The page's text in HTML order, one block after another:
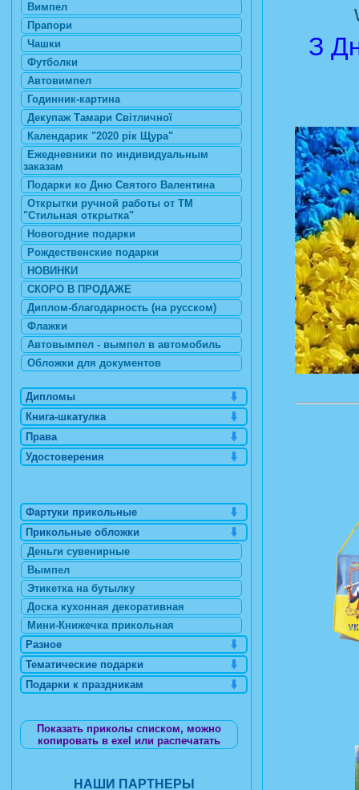
З
Вимпел
Прапори
Чашки
Футболки
Автовимпел
Годинник-картина
Декупаж Тамари Світличної
Календарик "2020 рік Щура"
Ежедневники по индивидуальным
заказам
Подарки ко Дню Святого Валентина
Открытки ручной работы от ТМ
"Стильная открытка"
Новогодние подарки
Рождественские подарки
НОВИНКИ
СКОРО В ПРОДАЖЕ
Диплом-благодарность (на русском)
Флажки
Автовымпел - вымпел в автомобиль
Обложки для документов
Дипломы
Книга-шкатулка
Права
Удостоверения
Фартуки прикольные
Прикольные обложки
Деньги сувенирные
Вымпел
Этикетка на бутылку
Доска кухонная декоративная
Мини-Книжечка прикольная
Разное
Тематические подарки
Подарки к праздникам
Показать приколы списком, можно
копировать в exel или распечатать
НАШИ ПАРТНЕРЫ